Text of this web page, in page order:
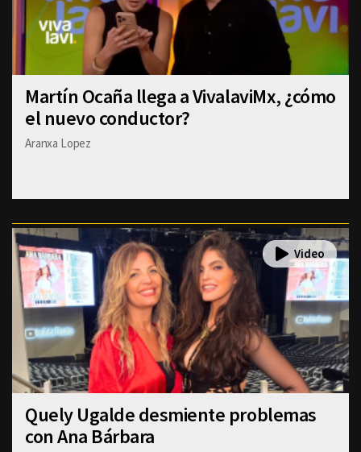
Martín Ocaña llega a VivalaviMx, ¿cómo
el nuevo conductor?
Aranxa Lopez
Quely Ugalde desmiente problemas
con Ana Bárbara